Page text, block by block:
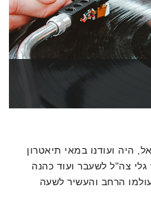
היה ועודנו במאי תיאטרון
גלי צה"ל לשעבר ועוד כהנה
הרחב והעשיר לשעה